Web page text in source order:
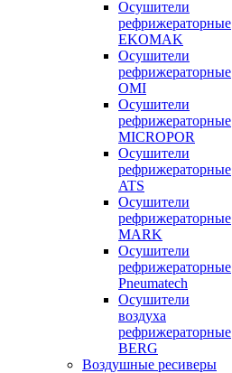
Осушители
рефрижераторные
EKOMAK
Осушители
рефрижераторные
OMI
Осушители
рефрижераторные
MICROPOR
Осушители
рефрижераторные
ATS
Осушители
рефрижераторные
MARK
Осушители
рефрижераторные
Pneumatech
Осушители
воздуха
рефрижераторные
BERG
Воздушные ресиверы